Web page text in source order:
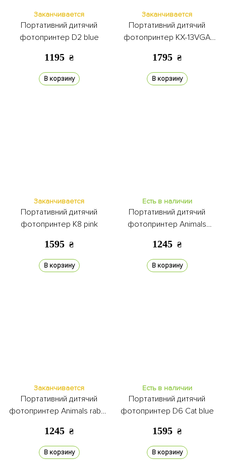
Заканчивается
Портативний дитячий
фотопринтер D2 blue
1195 ₴
В корзину
Заканчивается
Портативний дитячий
фотопринтер KX-13VGA
1795 ₴
В корзину
Заканчивается
Портативний дитячий
фотопринтер K8 pink
1595 ₴
В корзину
Есть в наличии
Портативний дитячий
фотопринтер Animals
1245 ₴
В корзину
Заканчивается
Портативний дитячий
фотопринтер Animals rabbit
1245 ₴
В корзину
Есть в наличии
Портативний дитячий
фотопринтер D6 Cat blue
1595 ₴
В корзину